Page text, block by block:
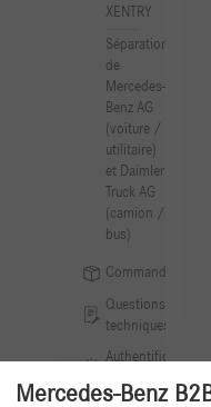
XENTRY
Séparation
de
Mercedes-
Benz AG
(voiture /
utilitaire)
et Daimler
Truck AG
(camion /
bus)
Commandes
Questions
techniques
Authentification
Mercedes-Benz